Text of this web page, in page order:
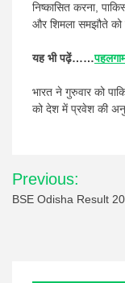
निष्कासित करना,
और शिमला समझौते को
यह भी पढ़ें……
भारत ने गुरुवार को
को देश में प्रवेश की
Post
Previous:
BSE Odisha Result